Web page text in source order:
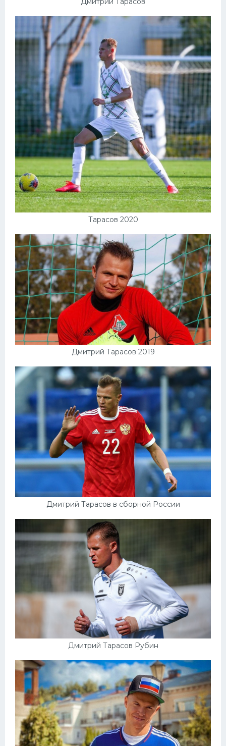
Тарасов 2020
Дмитрий Тарасов 2019
Дмитрий Тарасов в сборной России
Дмитрий Тарасов Рубин